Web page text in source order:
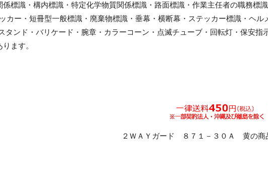
標識・構内標識・特定化学物質関係標識・路面標識・作業主任者の職務標
ー・短冊型一般標識・廃棄物標識・垂幕・横断幕・ステッカー標識・ヘル
ンド・バリケード・腕章・カラーコーン・点滅チューブ・回転灯・保安指
ます。
２ＷＡＹガード ８７１－３０Ａ 黄の商